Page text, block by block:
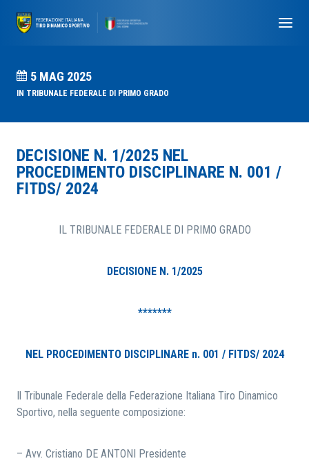
RICERCA
5 MAG 2025
IN TRIBUNALE FEDERALE DI PRIMO GRADO
DECISIONE N. 1/2025 NEL
PROCEDIMENTO DISCIPLINARE N. 001 /
FITDS/ 2024
IL TRIBUNALE FEDERALE DI PRIMO GRADO
DECISIONE N. 1/2025
*******
NEL PROCEDIMENTO DISCIPLINARE n. 001 / FITDS/ 2024
Il Tribunale Federale della Federazione Italiana Tiro Dinamico
Sportivo, nella seguente composizione:
– Avv. Cristiano DE ANTONI Presidente